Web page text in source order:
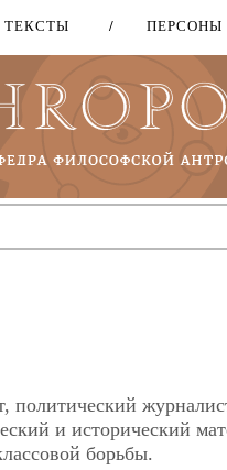
Перейти
основному
содержанию
ТЕКСТЫ ПЕРСОНЫ
политический
и исторический
борьбы.